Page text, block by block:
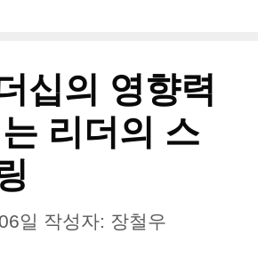
십의 영향력
리더의 스
일 작성자: 장철우